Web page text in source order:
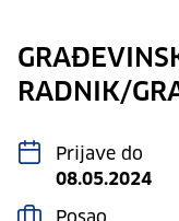
RADNIK/
Prijave do
08.05.2024